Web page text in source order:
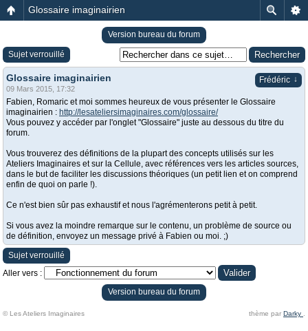
Glossaire imaginairien
Version bureau du forum
Sujet verrouillé
Frédéric ↓
Glossaire imaginairien
09 Mars 2015, 17:32
Fabien, Romaric et moi sommes heureux de vous présenter le Glossaire
imaginairien : http://lesateliersimaginaires.com/glossaire/
Vous pouvez y accéder par l'onglet "Glossaire" juste au dessous du titre du
forum.
Vous trouverez des définitions de la plupart des concepts utilisés sur les
Ateliers Imaginaires et sur la Cellule, avec références vers les articles sources,
dans le but de faciliter les discussions théoriques (un petit lien et on comprend
enfin de quoi on parle !).
Ce n'est bien sûr pas exhaustif et nous l'agrémenterons petit à petit.
Si vous avez la moindre remarque sur le contenu, un problème de source ou
de définition, envoyez un message privé à Fabien ou moi. ;)
Sujet verrouillé
Aller vers :
Version bureau du forum
© Les Ateliers Imaginaires thème par Darky